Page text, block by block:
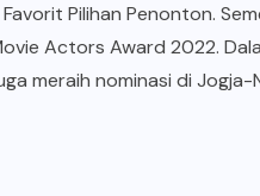
Pilihan Penonton.
Actors Award 2022.
meraih nominasi di Jogja-